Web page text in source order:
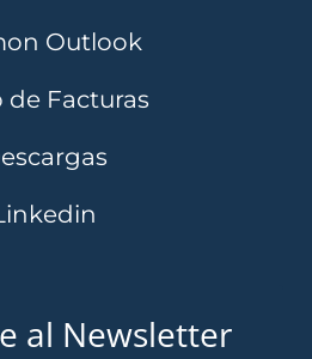
Outlook
de Facturas
al Newsletter